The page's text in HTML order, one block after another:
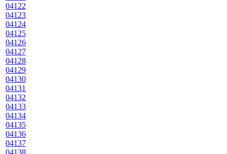
04122
04123
04124
04125
04126
04127
04128
04129
04130
04131
04132
04133
04134
04135
04136
04137
04138